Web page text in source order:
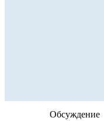
Обсуждение